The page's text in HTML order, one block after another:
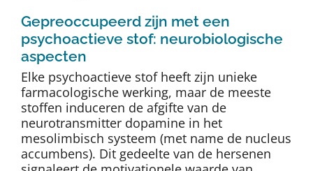
Gepreoccupeerd zijn met een
psychoactieve stof: neurobiologische
aspecten
Elke psychoactieve stof heeft zijn unieke
farmacologische werking, maar de meeste
stoffen induceren de afgifte van de
neurotransmitter dopamine in het
mesolimbisch systeem (met name de nucleus
accumbens). Dit gedeelte van de hersenen